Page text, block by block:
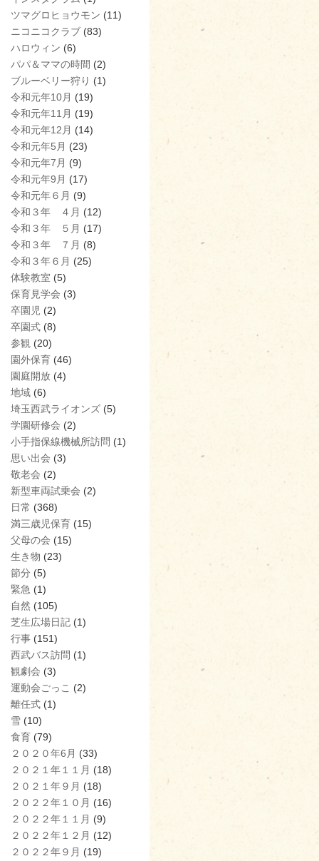
ツマグロヒョウモン (11)
ニコニコクラブ (83)
ハロウィン (6)
パパ＆ママの時間 (2)
ブルーベリー狩り (1)
令和元年10月 (19)
令和元年11月 (19)
令和元年12月 (14)
令和元年5月 (23)
令和元年7月 (9)
令和元年9月 (17)
令和元年６月 (9)
令和３年 ４月 (12)
令和３年 ５月 (17)
令和３年 ７月 (8)
令和３年６月 (25)
体験教室 (5)
保育見学会 (3)
卒園児 (2)
卒園式 (8)
参観 (20)
園外保育 (46)
園庭開放 (4)
地域 (6)
埼玉西武ライオンズ (5)
学園研修会 (2)
小手指保線機械所訪問 (1)
思い出会 (3)
敬老会 (2)
新型車両試乗会 (2)
日常 (368)
満三歳児保育 (15)
父母の会 (15)
生き物 (23)
節分 (5)
緊急 (1)
自然 (105)
芝生広場日記 (1)
行事 (151)
西武バス訪問 (1)
観劇会 (3)
運動会ごっこ (2)
離任式 (1)
雪 (10)
食育 (79)
２０２０年6月 (33)
２０２１年１１月 (18)
２０２１年９月 (18)
２０２２年１０月 (16)
２０２２年１１月 (9)
２０２２年１２月 (12)
２０２２年９月 (19)